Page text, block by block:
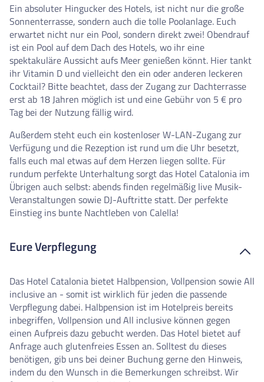
Ein absoluter Hingucker des Hotels, ist nicht nur die große
Sonnenterrasse, sondern auch die tolle Poolanlage. Euch
erwartet nicht nur ein Pool, sondern direkt zwei! Obendrauf
ist ein Pool auf dem Dach des Hotels, wo ihr eine
spektakuläre Aussicht aufs Meer genießen könnt. Hier tankt
ihr Vitamin D und vielleicht den ein oder anderen leckeren
Cocktail? Bitte beachtet, dass der Zugang zur Dachterrasse
erst ab 18 Jahren möglich ist und eine Gebühr von 5 € pro
Tag bei der Nutzung fällig wird.
Außerdem steht euch ein kostenloser W-LAN-Zugang zur
Verfügung und die Rezeption ist rund um die Uhr besetzt,
falls euch mal etwas auf dem Herzen liegen sollte. Für
rundum perfekte Unterhaltung sorgt das Hotel Catalonia im
Übrigen auch selbst: abends finden regelmäßig live Musik-
Veranstaltungen sowie DJ-Auftritte statt. Der perfekte
Einstieg ins bunte Nachtleben von Calella!
Eure Verpflegung
Das Hotel Catalonia bietet Halbpension, Vollpension sowie All
inclusive an - somit ist wirklich für jeden die passende
Verpflegung dabei. Halbpension ist im Hotelpreis bereits
inbegriffen, Vollpension und All inclusive können gegen
einen Aufpreis dazu gebucht werden. Das Hotel bietet auf
Anfrage auch glutenfreies Essen an. Solltest du dieses
benötigen, gib uns bei deiner Buchung gerne den Hinweis,
indem du den Wunsch in die Bemerkungen schreibst. Wir